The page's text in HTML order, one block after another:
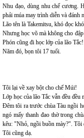
Nhu đạo, dùng nhu chế cương.
phải múa may trình diễn và đánh
Lão tên là Takemitsu, khó đọc
Nhưng học võ mà không cho
Phón cũng đi học lớp của lão
Năm đó, bọn tôi 17 tuổi.
Tôi lại về xay bột cho chế Múi!
Lớp học của lão Tắc vẫn đều đều
Đêm tôi ra trước chùa Tàu ngồi
ngó mấy thanh đao thờ trong
kêu: "Nhỏ, ngồi buồn mày?".
Tôi cũng dạ.